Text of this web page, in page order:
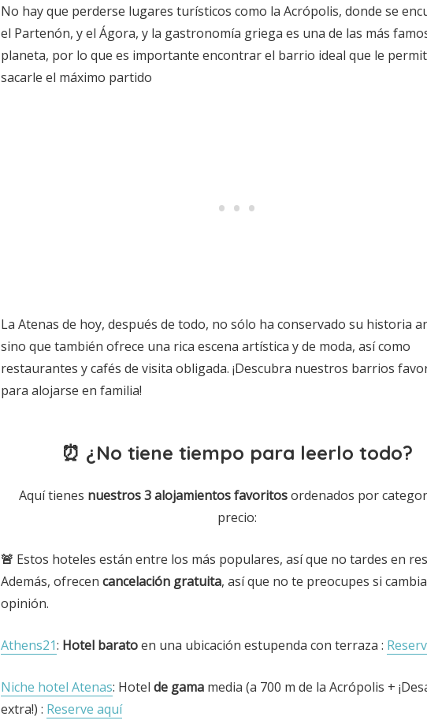
No hay que perderse lugares turísticos como la Acrópolis, donde se
el Partenón, y el Ágora, y la gastronomía griega es una de las más
planeta, por lo que es importante encontrar el barrio ideal que le
sacarle el máximo partido
La Atenas de hoy, después de todo, no sólo ha conservado su historia
sino que también ofrece una rica escena artística y de moda, así como
restaurantes y cafés de visita obligada. ¡Descubra nuestros barrios
para alojarse en familia!
⏰ ¿No tiene tiempo para leerlo todo?
Aquí tienes nuestros 3 alojamientosfavoritosordenados por
precio:
🚨 Estos hoteles están entre los más populares, así que no tardes en
Además, ofrecen cancelación gratuita, así que no te preocupes si
opinión.
Athens21: Hotel baratoen una ubicación estupenda con terraza :
Niche hotel Atenas: Hotel de gama media (a 700 m de la Acrópolis +
extra!) : Reserve aquí